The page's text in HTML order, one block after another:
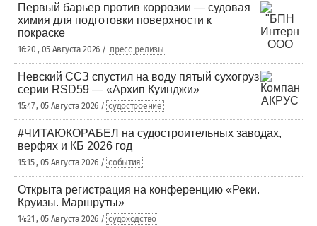
Первый барьер против коррозии — судовая
химия для подготовки поверхности к
покраске
16:20 , 05 Августа 2026 / пресс-релизы
Невский ССЗ спустил на воду пятый сухогруз
серии RSD59 — «Архип Куинджи»
15:47 , 05 Августа 2026 / судостроение
#ЧИТАЮКОРАБЕЛ на судостроительных заводах,
верфях и КБ 2026 год
15:15 , 05 Августа 2026 / события
Открыта регистрация на конференцию «Реки.
Круизы. Маршруты»
14:21 , 05 Августа 2026 / судоходство